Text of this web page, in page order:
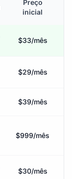
Preço
inicial
$33/mês
$29/mês
$39/mês
$999/mês
$30/mês